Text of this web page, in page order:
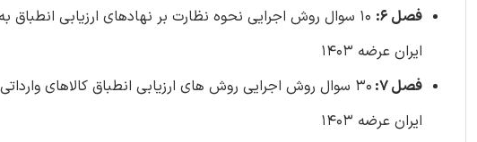
فصل 6:
ایران عرضه 1403
فصل 7:
ایران عرضه 1403